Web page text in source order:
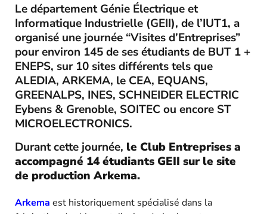
Le département Génie Électrique et
Informatique Industrielle (GEII), de l’IUT1, a
organisé une journée “Visites d’Entreprises”
pour environ 145 de ses étudiants de BUT 1 +
ENEPS, sur 10 sites différents tels que
ALEDIA, ARKEMA, le CEA, EQUANS,
GREENALPS, INES, SCHNEIDER ELECTRIC
Eybens & Grenoble, SOITEC ou encore ST
MICROELECTRONICS.
Durant cette journée, le Club Entreprises a
accompagné 14 étudiants GEII sur le site
de production Arkema.
Arkema est historiquement spécialisé dans la